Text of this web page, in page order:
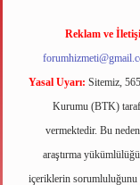
Reklam ve
Yasal Uyarı: Sitemiz,
Kurumu (BTK)
vermektedir. Bu
araştırma
içeriklerin sorumluluğunu